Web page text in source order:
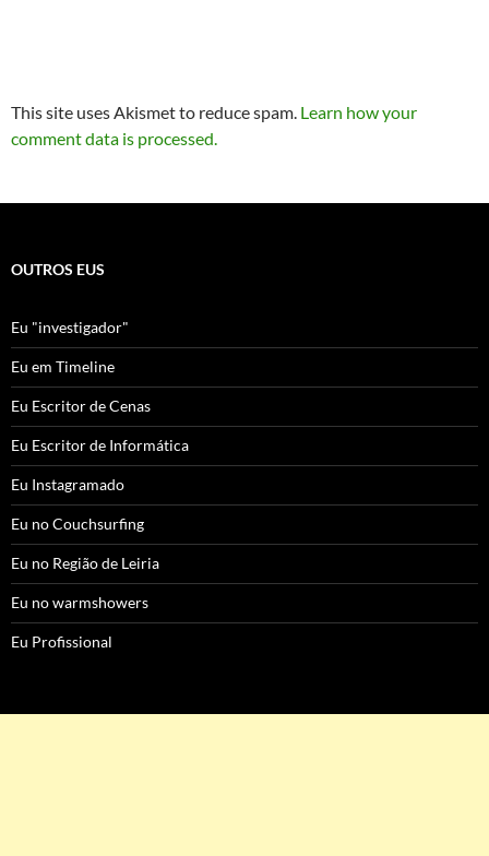
This site uses Akismet to reduce spam. Learn how your
comment data is processed.
OUTROS EUS
Eu "investigador"
Eu em Timeline
Eu Escritor de Cenas
Eu Escritor de Informática
Eu Instagramado
Eu no Couchsurfing
Eu no Região de Leiria
Eu no warmshowers
Eu Profissional